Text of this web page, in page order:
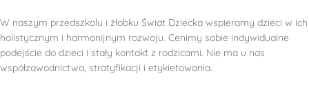
W naszym przedszkolu i żłobku Świat Dziecka wspieramy dzieci w ich
holistycznym i harmonijnym rozwoju. Cenimy sobie indywidualne
podejście do dzieci i stały kontakt z rodzicami. Nie ma u nas
współzawodnictwa, stratyfikacji i etykietowania.